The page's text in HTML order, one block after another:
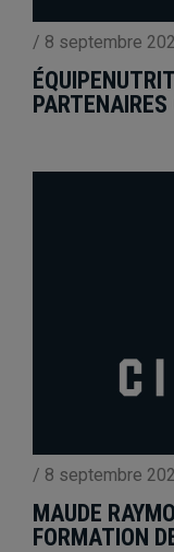
/ 8 septembre
/ 8 septembre
MAUDE
FORMATION